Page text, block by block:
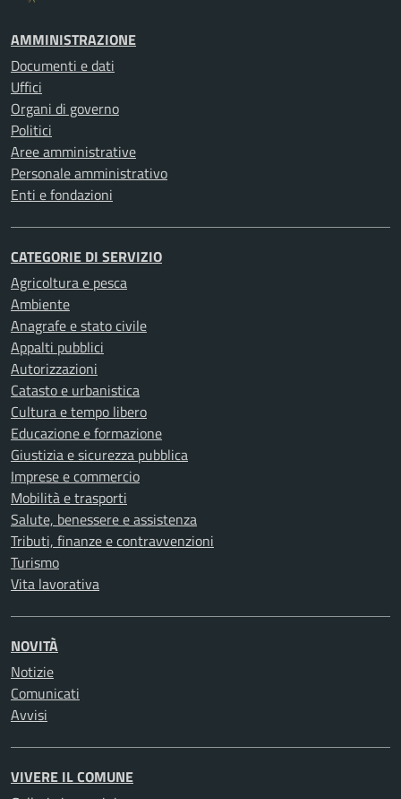
AMMINISTRAZIONE
Documenti e dati
Uffici
Organi di governo
Politici
Aree amministrative
Personale amministrativo
Enti e fondazioni
CATEGORIE DI SERVIZIO
Agricoltura e pesca
Ambiente
Anagrafe e stato civile
Appalti pubblici
Autorizzazioni
Catasto e urbanistica
Cultura e tempo libero
Educazione e formazione
Giustizia e sicurezza pubblica
Imprese e commercio
Mobilità e trasporti
Salute, benessere e assistenza
Tributi, finanze e contravvenzioni
Turismo
Vita lavorativa
NOVITÀ
Notizie
Comunicati
Avvisi
VIVERE IL COMUNE